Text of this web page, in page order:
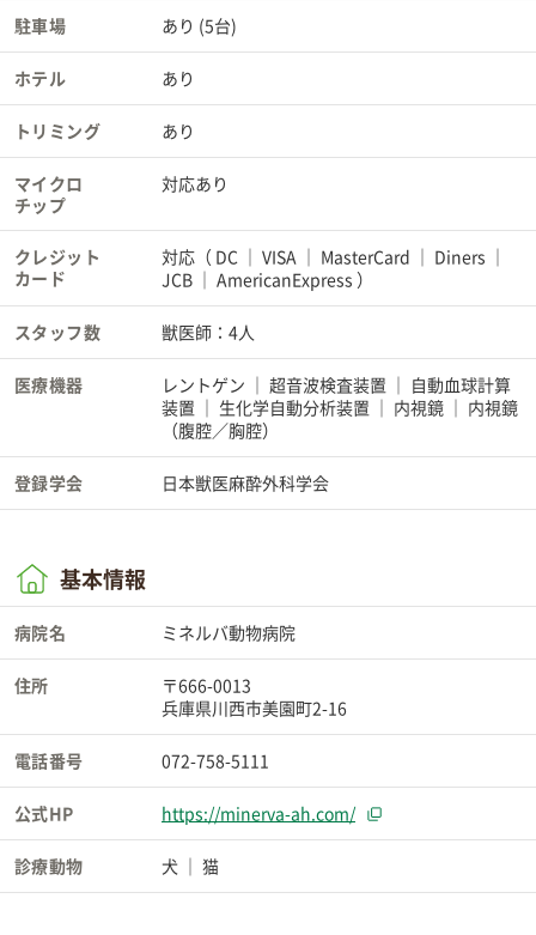
駐車場 あり (5台)
ホテル あり
トリミング あり
マイクロ
チップ
対応あり
クレジット
カード
対応（ DC VISA MasterCard
Diners
JCB
AmericanExpress ）
スタッフ数 獣医師：4人
医療機器 レントゲン 超音波検査装置
自動血球計算
装置
生化学自動分析装置 内視鏡
内視鏡
（腹腔／胸腔）
登録学会 日本獣医麻酔外科学会
基本情報
病院名 ミネルバ動物病院
住所
〒666-0013
兵庫県川西市美園町2-16
電話番号 072-758-5111
公式HP https://minerva-ah.com/
診療動物 犬 猫